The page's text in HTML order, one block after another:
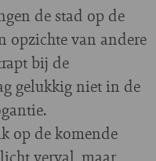
de stad op de
opzichte van andere
bij de
gelukkig niet in de
op de komende
verval, maar